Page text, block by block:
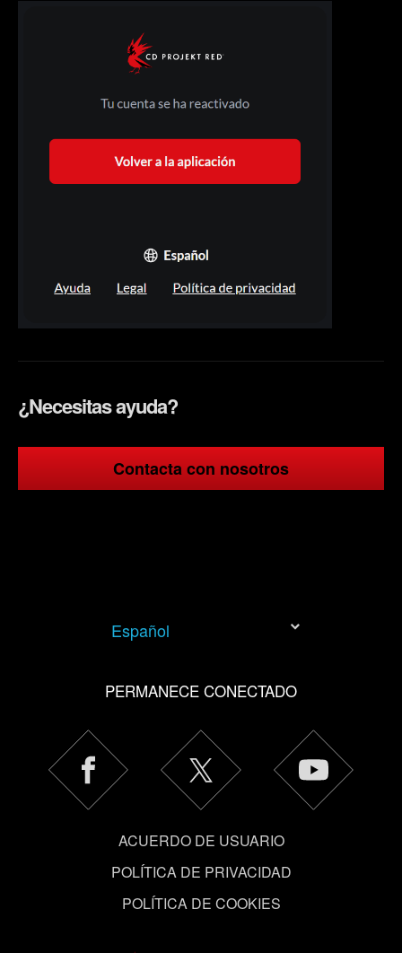
¿Necesitas ayuda?
Contacta con nosotros
Español
PERMANECE CONECTADO
ACUERDO DE USUARIO
POLÍTICA DE PRIVACIDAD
POLÍTICA DE COOKIES